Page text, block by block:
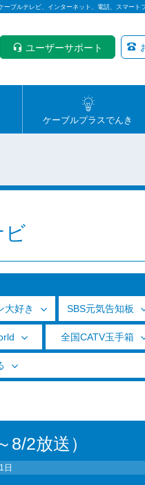
ーブルテレビ、インターネット、電話、スマート
ユーザーサポート
ケーブルプラスでんき
ビ
大好き SBS元気告知板
全国CATV玉手箱
2放送）
日